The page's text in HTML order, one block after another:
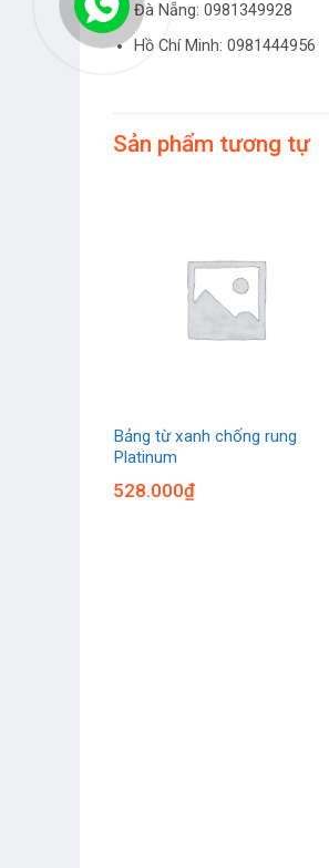
Đà Nẵng: 0981349928
Hồ Chí Minh: 0981444956
Sản phẩm tương tự
Bảng từ xanh chống rung
Platinum
528.000₫